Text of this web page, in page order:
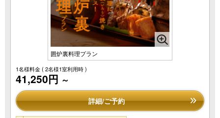
囲炉裏料理プラン
1名様料金( 2名様1室利用時 )
41,250円 ～
詳細/ご予約